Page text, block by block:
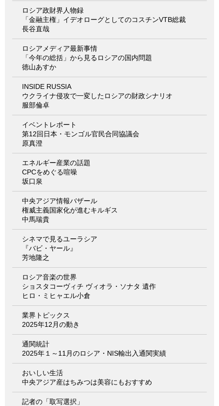
ロシア政財界人物録
「金融主権」イデオローグとしてのコスチンVTB総裁
長谷直哉
ロシアメディア最新事情
「今年の総括」から見るロシアの国内問題
徳山あすか
INSIDE RUSSIA
ウクライナ侵攻で一変したロシアの財政シナリオ
服部倫卓
イベントレポート
第12回日本・モンゴル官民合同協議会
原真澄
エネルギー産業の話題
CPCをめぐる喧噪
坂口泉
中央アジア情報バザール
権威主義国家化が進むキルギス
中馬瑞貴
シネマで見るユーラシア
『バビ・ヤール』
芳地隆之
ロシア音楽の世界
ショスタコーヴィチ ヴィオラ・ソナタ 遺作
ヒロ・ミヒャエル小倉
業界トピックス
2025年12月の動き
通関統計
2025年１～11月のロシア・NIS輸出入通関実績
おいしい生活
中央アジア産はちみつは美容にもおすすめ
記者の「取写選択」